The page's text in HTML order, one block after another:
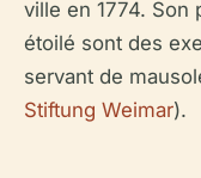
ville en 1774. Son
étoilé sont des
servant de
Stiftung Weimar).